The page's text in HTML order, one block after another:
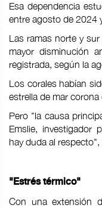
Esa dependencia
entre agosto de 2024
Las ramas norte y
mayor disminución
registrada, según la
Los corales habían
estrella de mar
Pero "la causa
Emslie, investigador
hay duda al respecto",
"Estrés térmico"
Con una extensión